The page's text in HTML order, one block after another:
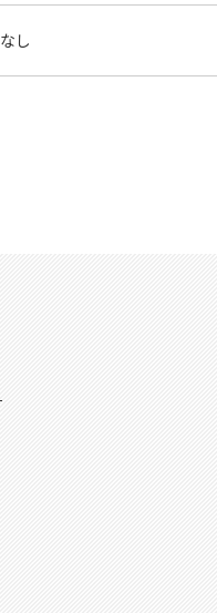
なし